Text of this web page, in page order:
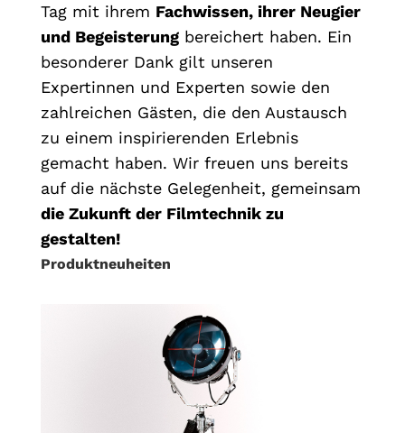
Tag mit ihrem Fachwissen, ihrer Neugier
und Begeisterungbereichert haben. Ein
besonderer Dank gilt unseren
Expertinnen und Experten sowie den
zahlreichen Gästen, die den Austausch
zu einem inspirierenden Erlebnis
gemacht haben. Wir freuen uns bereits
auf die nächste Gelegenheit, gemeinsam
die Zukunft der Filmtechnik zu
gestalten!
Produktneuheiten